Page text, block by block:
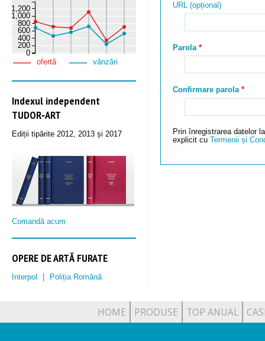
0
200
400
600
800
1,000
1,200
ofertă vânzări
Indexul independent
TUDOR‑ART
Ediții tipărite 2012, 2013 și 2017
Comandă acum
OPERE DE ARTĂ FURATE
Interpol Poliția Română
URL (opțional)
Parola
Confirmare parola
Prin înregistrarea datelor
explicit cu Termenii și
HOME PRODUSE TOP ANUAL